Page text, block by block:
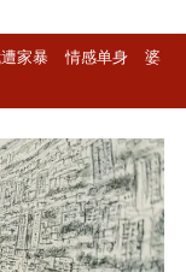
家暴 情感单身
婆